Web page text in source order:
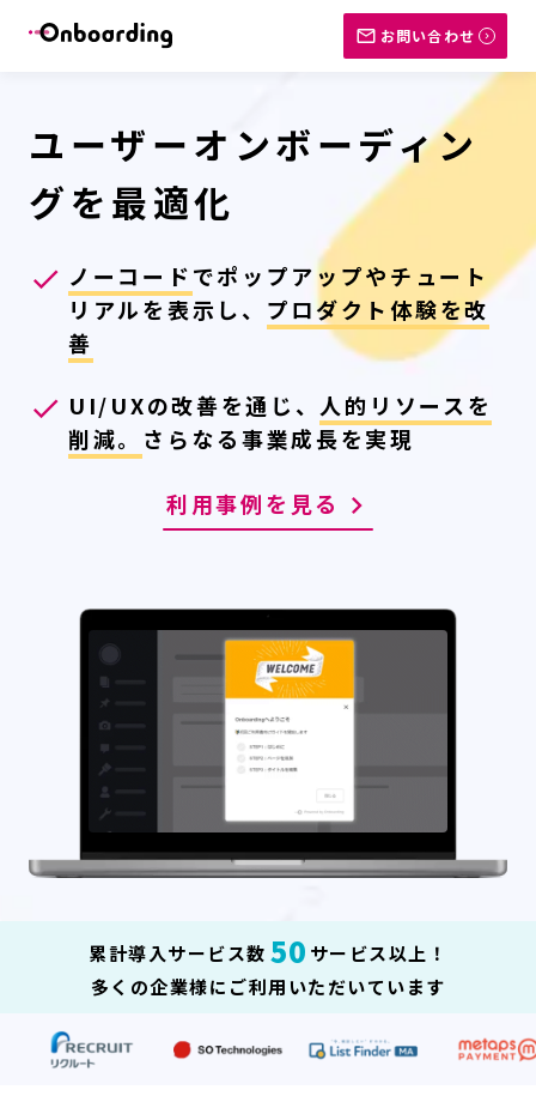
mail_outline お問い合わせ navigate_next
ユーザーオンボーディン
グを最適化
done ノーコードでポップアップやチュート
リアルを表示し、 プロダクト体験を改
善
done UI/UXの改善を通じ、 人的リソースを
削減。 さらなる事業成長を実現
利用事例を見る keyboard_arrow_right
累計導入サービス数 50 サービス以上！
多くの企業様にご利用いただいています